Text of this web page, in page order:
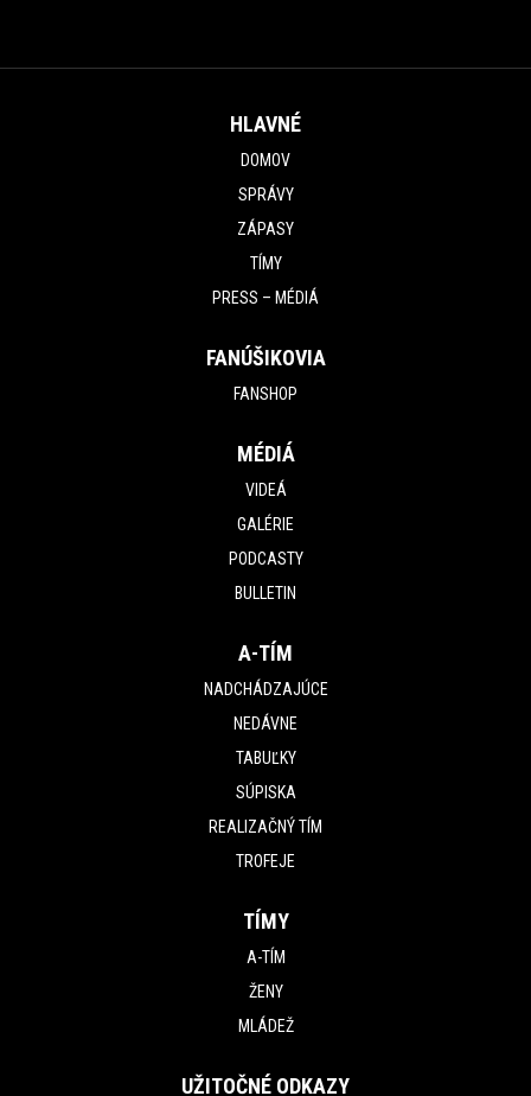
HLAVNÉ
DOMOV
SPRÁVY
ZÁPASY
TÍMY
PRESS – MÉDIÁ
FANÚŠIKOVIA
FANSHOP
MÉDIÁ
VIDEÁ
GALÉRIE
PODCASTY
BULLETIN
A-TÍM
NADCHÁDZAJÚCE
NEDÁVNE
TABUĽKY
SÚPISKA
REALIZAČNÝ TÍM
TROFEJE
TÍMY
A-TÍM
ŽENY
MLÁDEŽ
UŽITOČNÉ ODKAZY